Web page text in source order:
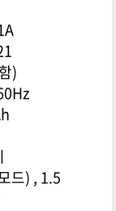
)
드) , 1.5